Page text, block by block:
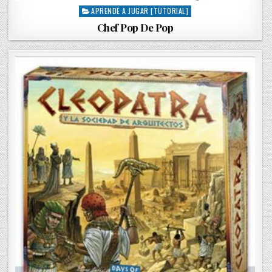
P
t
e
d
i
n
APRENDE A JUGAR [TUTORIAL]
Chef Pop De Pop